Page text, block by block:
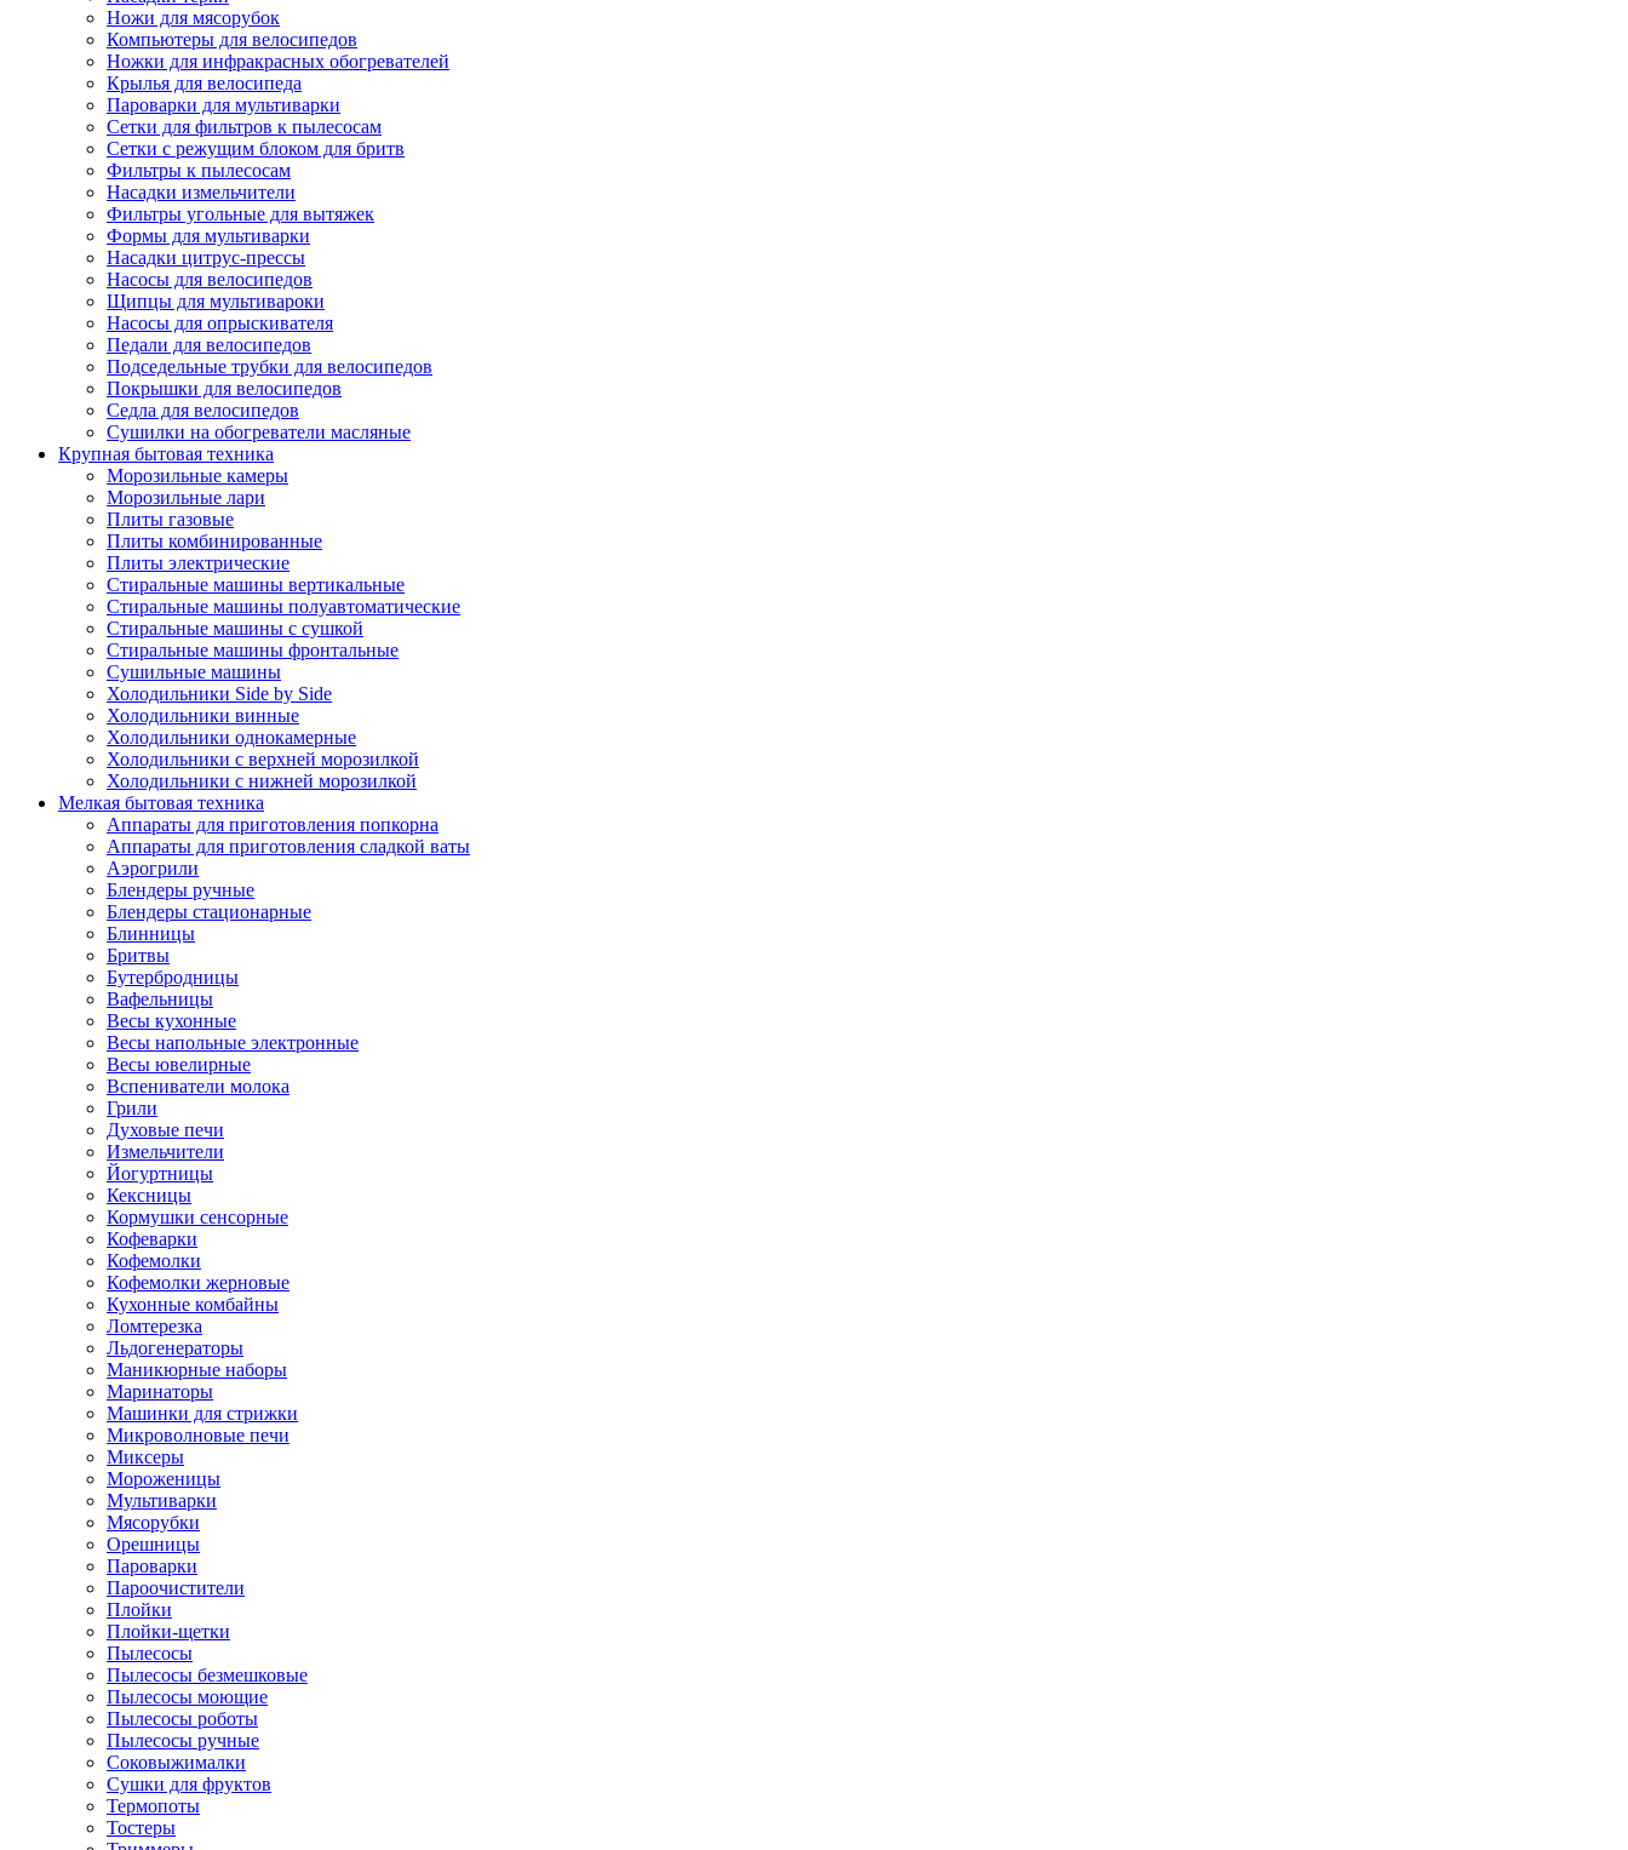
Ножи для мясорубок
Компьютеры для велосипедов
Ножки для инфракрасных обогревателей
Крылья для велосипеда
Пароварки для мультиварки
Сетки для фильтров к пылесосам
Сетки с режущим блоком для бритв
Фильтры к пылесосам
Насадки измельчители
Фильтры угольные для вытяжек
Формы для мультиварки
Насадки цитрус-прессы
Насосы для велосипедов
Щипцы для мультивароки
Насосы для опрыскивателя
Педали для велосипедов
Подседельные трубки для велосипедов
Покрышки для велосипедов
Седла для велосипедов
Сушилки на обогреватели масляные
Крупная бытовая техника
Морозильные камеры
Морозильные лари
Плиты газовые
Плиты комбинированные
Плиты электрические
Стиральные машины вертикальные
Стиральные машины полуавтоматические
Стиральные машины с сушкой
Стиральные машины фронтальные
Сушильные машины
Холодильники Side by Side
Холодильники винные
Холодильники однокамерные
Холодильники с верхней морозилкой
Холодильники с нижней морозилкой
Мелкая бытовая техника
Аппараты для приготовления попкорна
Аппараты для приготовления сладкой ваты
Аэрогрили
Блендеры ручные
Блендеры стационарные
Блинницы
Бритвы
Бутербродницы
Вафельницы
Весы кухонные
Весы напольные электронные
Весы ювелирные
Вспениватели молока
Грили
Духовые печи
Измельчители
Йогуртницы
Кексницы
Кормушки сенсорные
Кофеварки
Кофемолки
Кофемолки жерновые
Кухонные комбайны
Ломтерезка
Льдогенераторы
Маникюрные наборы
Маринаторы
Машинки для стрижки
Микроволновые печи
Миксеры
Мороженицы
Мультиварки
Мясорубки
Орешницы
Пароварки
Пароочистители
Плойки
Плойки-щетки
Пылесосы
Пылесосы безмешковые
Пылесосы моющие
Пылесосы роботы
Пылесосы ручные
Соковыжималки
Сушки для фруктов
Термопоты
Тостеры